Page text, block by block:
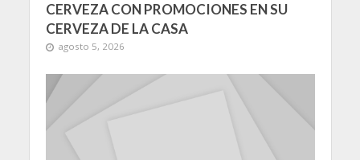
CERVEZA CON PROMOCIONES EN SU
CERVEZA DE LA CASA
agosto 5, 2026